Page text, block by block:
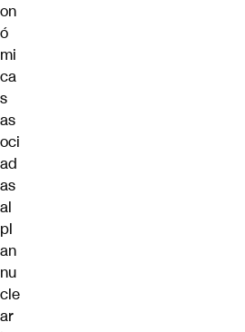
on
ó
mi
ca
s
as
oci
ad
as
al
pl
an
nu
cle
ar